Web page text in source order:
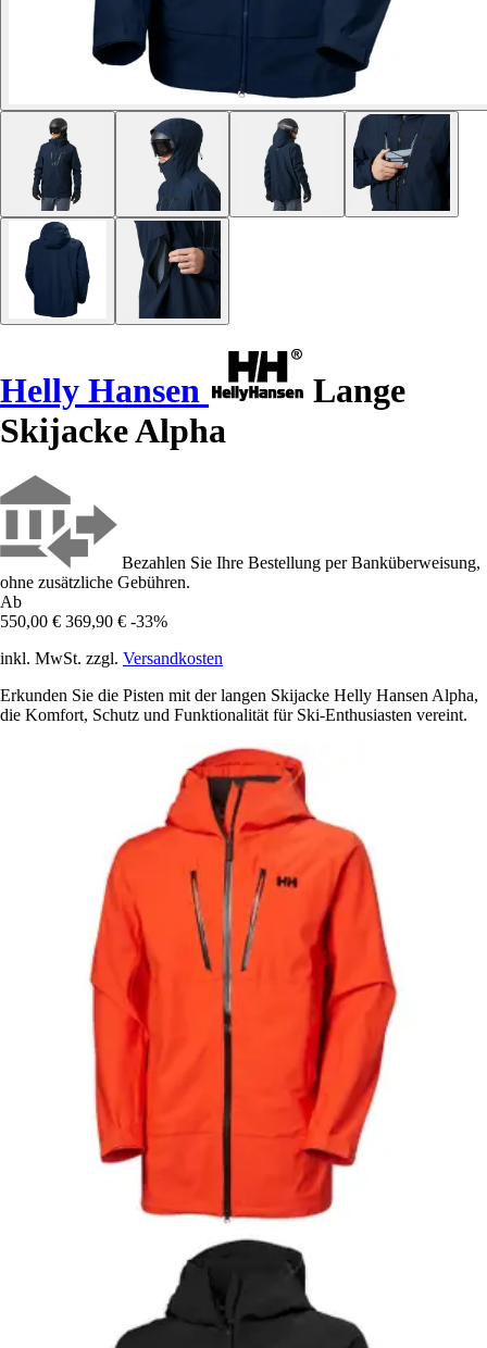
Helly Hansen
Lange
Skijacke Alpha
Bezahlen Sie Ihre Bestellung per Banküberweisung,
ohne zusätzliche Gebühren.
Ab
550,00 € 369,90 € -33%
inkl. MwSt. zzgl. Versandkosten
Erkunden Sie die Pisten mit der langen Skijacke Helly Hansen Alpha,
die Komfort, Schutz und Funktionalität für Ski-Enthusiasten vereint.